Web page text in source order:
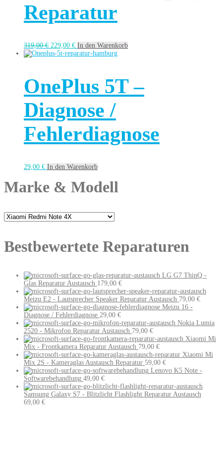
Reparatur
319,00€ 229,00 € In den Warenkorb
OnePlus 5T –
Diagnose /
Fehlerdiagnose
29,00 € In den Warenkorb
Marke & Modell
Bestbewertete Reparaturen
LG G7 ThinQ -
Glas Reparatur Austausch 179,00 €
Meizu E2 - Lautsprecher Speaker Reparatur Austausch 79,00 €
Meizu 16 -
Diagnose / Fehlerdiagnose 29,00 €
Nokia Lumia
2520 - Mikrofon Reparatur Austausch 79,00 €
Xiaomi Mi
Mix - Frontkamera Reparatur Austausch 79,00 €
Xiaomi Mi
Mix 2S - Kameraglas Austausch Reparatur 59,00 €
Lenovo K5 Note -
Softwarebehandlung 49,00 €
Samsung Galaxy S7 - Blitzlicht Flashlight Reparatur Austausch
69,00 €